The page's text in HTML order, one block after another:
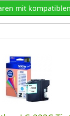
mit